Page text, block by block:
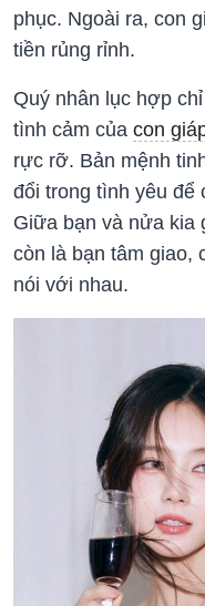
phục. Ngoài ra, con
tiền rủng rỉnh.
Quý nhân lục hợp
tình cảm của con
rực rỡ. Bản mệnh
đổi trong tình yêu để
Giữa bạn và nửa kia
còn là bạn tâm giao,
nói với nhau.